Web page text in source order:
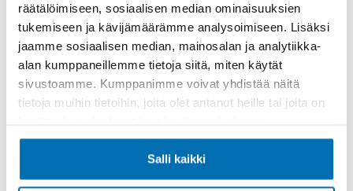
räätälöimiseen, sosiaalisen median ominaisuuksien
tukemiseen ja kävijämäärämme analysoimiseen. Lisäksi
jaamme sosiaalisen median, mainosalan ja analytiikka-
alan kumppaneillemme tietoja siitä, miten käytät
sivustoamme. Kumppanimme voivat yhdistää näitä
tietoja muihin tietoihin, joita olet antanut heille tai joita on
Salli kaikki
Valiontie 1, 94450 Keminmaa
Toimipisteen sivulle Reittiohjeet
Uudet autot, Huolto, Varaosat, Fiksaamo,